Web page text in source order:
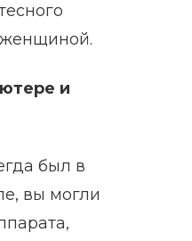
и
был в
вы могли